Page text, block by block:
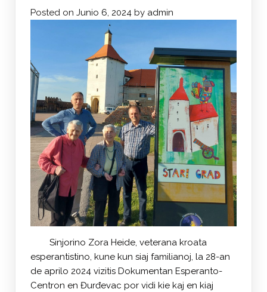
Posted on Junio 6, 2024 by admin
Sinjorino Zora Heide, veterana kroata
esperantistino, kune kun siaj familianoj, la 28-an
de aprilo 2024 vizitis Dokumentan Esperanto-
Centron en Đurđevac por vidi kie kaj en kiaj